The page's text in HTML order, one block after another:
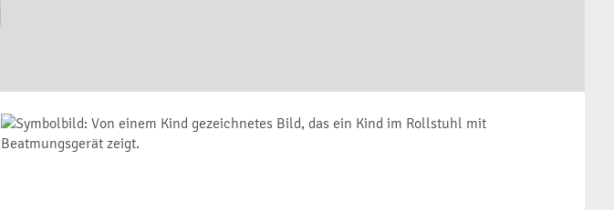
bvkm-Musterantrag Inkontinenzhilfen // Verhandlungsvertrag
bvkm-Musterantrag Inkontinenzhilfen // Ausschreibungsvertrag